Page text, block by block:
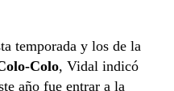
temporada y los de la
Colo, Vidal indicó
año fue entrar a la